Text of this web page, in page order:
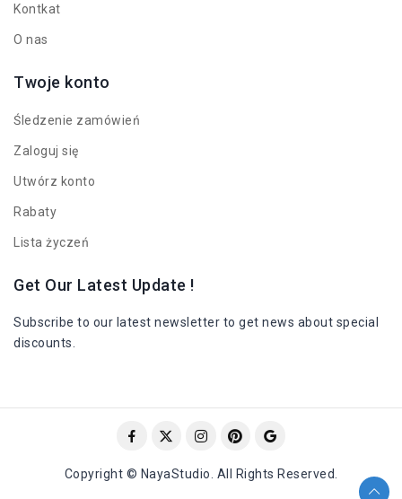
Kontkat
O nas
Twoje konto
Śledzenie zamówień
Zaloguj się
Utwórz konto
Rabaty
Lista życzeń
Get Our Latest Update !
Subscribe to our latest newsletter to get news about special
discounts.
Copyright © NayaStudio. All Rights Reserved.